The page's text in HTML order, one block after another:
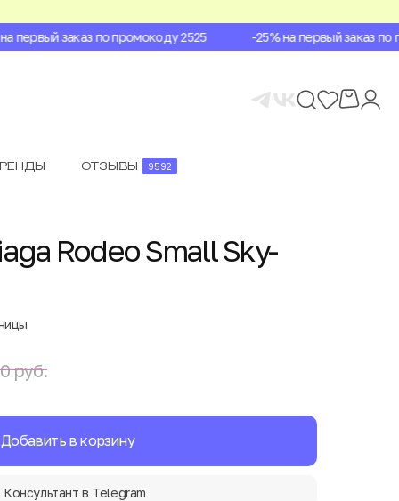
первый заказ по промокоду 2525 -25% на первый заказ по
ОТЗЫВЫ 9592
Rodeo Small Sky-
руб.
Добавить в корзину
Консультант в Telegram